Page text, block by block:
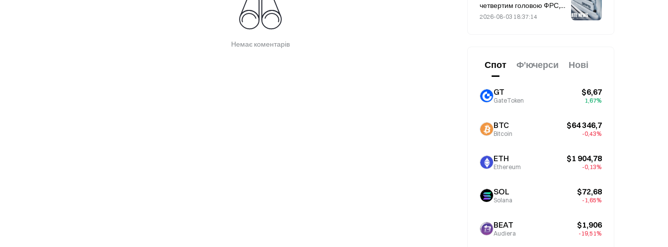
Немає коментарів
четвертим головою ФРС,
який завершить повний
2026-08-03 18:37:14
Спот Ф'ючерси Нові
GT
GateToken
$6,67
1,67%
BTC
Bitcoin
$64 346,7
-0,43%
ETH
Ethereum
$1 904,78
-0,13%
SOL
Solana
$72,68
-1,65%
BEAT
Audiera
$1,906
-19,51%